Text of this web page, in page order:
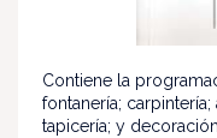
Contiene la
fontanería;
tapicería; y